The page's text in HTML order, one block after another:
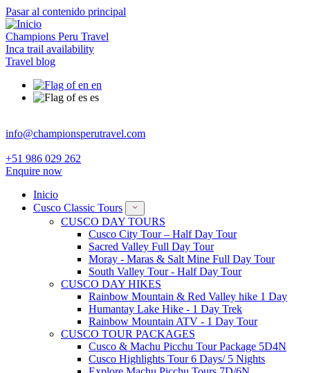
Pasar al contenido principal
Champions Peru Travel
Inca trail availability
Travel blog
en
es
info@championsperutravel.com
+51 986 029 262
Enquire now
Inicio
Cusco Classic Tours
CUSCO DAY TOURS
Cusco City Tour – Half Day Tour
Sacred Valley Full Day Tour
Moray - Maras & Salt Mine Full Day Tour
South Valley Tour - Half Day Tour
CUSCO DAY HIKES
Rainbow Mountain & Red Valley hike 1 Day
Humantay Lake Hike - 1 Day Trek
Rainbow Mountain ATV - 1 Day Tour
CUSCO TOUR PACKAGES
Cusco & Machu Picchu Tour Package 5D4N
Cusco Highlights Tour 6 Days/ 5 Nights